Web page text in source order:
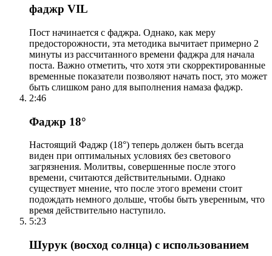
фаджр VIL
Пост начинается с фаджра. Однако, как меру
предосторожности, эта методика вычитает примерно 2
минуты из рассчитанного времени фаджра для начала
поста. Важно отметить, что хотя эти скорректированные
временные показатели позволяют начать пост, это может
быть слишком рано для выполнения намаза фаджр.
2:46
Фаджр 18°
Настоящий Фаджр (18°) теперь должен быть всегда
виден при оптимальных условиях без светового
загрязнения. Молитвы, совершенные после этого
времени, считаются действительными. Однако
существует мнение, что после этого времени стоит
подождать немного дольше, чтобы быть уверенным, что
время действительно наступило.
5:23
Шурук (восход солнца) с использованием